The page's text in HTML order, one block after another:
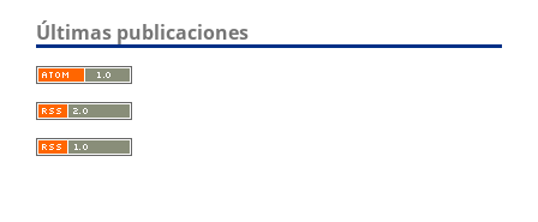
Últimas publicaciones